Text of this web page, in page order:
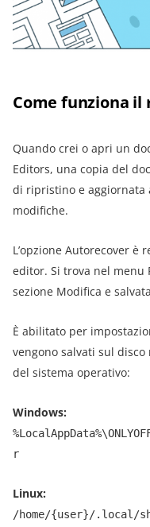
Come funziona il
Quando crei o apri un
Editors, una copia del
di ripristino e aggiornata
modifiche.
L’opzione Autorecover è
editor. Si trova nel menu
sezione Modifica e
È abilitato per
vengono salvati sul
del sistema operativo:
Windows:
r
Linux:
/home/{user}/.local/